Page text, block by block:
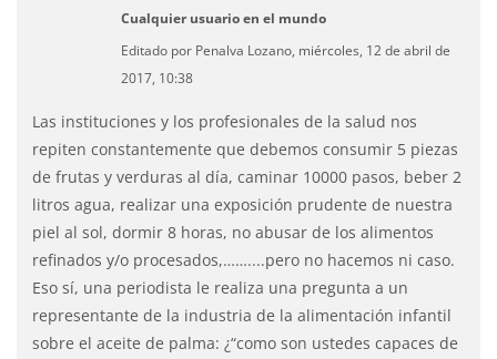
Cualquier usuario en el mundo
Editado por Penalva Lozano, miércoles, 12 de abril de
2017, 10:38
Las instituciones y los profesionales de la salud nos
repiten constantemente que debemos consumir 5 piezas
de frutas y verduras al día, caminar 10000 pasos, beber 2
litros agua, realizar una exposición prudente de nuestra
piel al sol, dormir 8 horas, no abusar de los alimentos
refinados y/o procesados,……....pero no hacemos ni caso.
Eso sí, una periodista le realiza una pregunta a un
representante de la industria de la alimentación infantil
sobre el aceite de palma: ¿“como son ustedes capaces de